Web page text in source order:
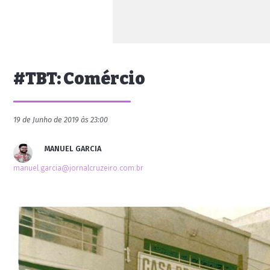
#TBT: Comércio
19 de Junho de 2019 às 23:00
MANUEL GARCIA
manuel.garcia@jornalcruzeiro.com.br